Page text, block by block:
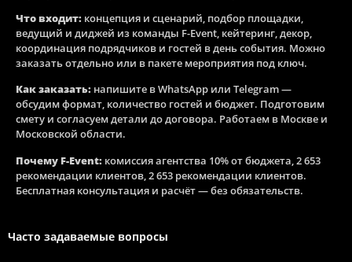
Что входит: концепция и сценарий, подбор площадки,
ведущий и диджей из команды F-Event, кейтеринг, декор,
координация подрядчиков и гостей в день события. Можно
заказать отдельно или в пакете мероприятия под ключ.
Как заказать: напишите в WhatsApp или Telegram —
обсудим формат, количество гостей и бюджет. Подготовим
смету и согласуем детали до договора. Работаем в Москве и
Московской области.
Почему F-Event: комиссия агентства 10% от бюджета, 2 653
рекомендации клиентов, 2 653 рекомендации клиентов.
Бесплатная консультация и расчёт — без обязательств.
Часто задаваемые вопросы